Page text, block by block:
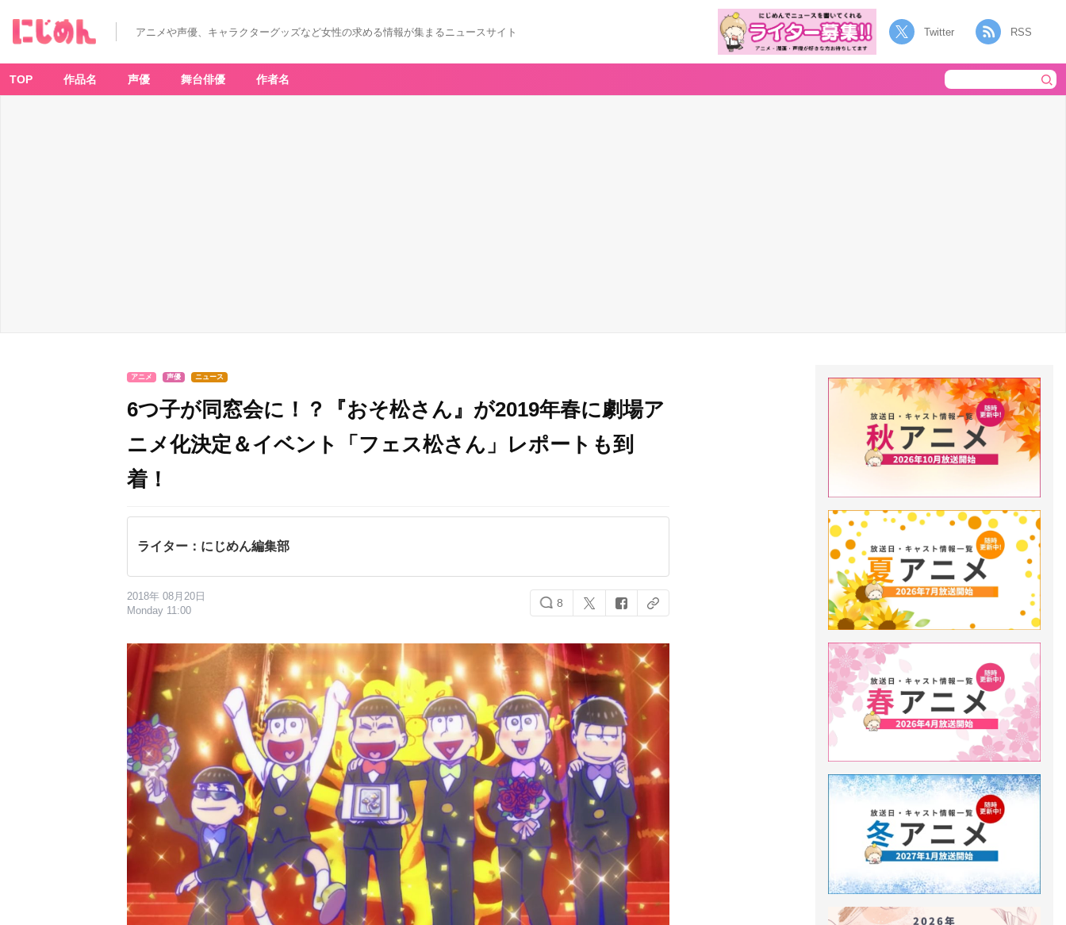
アニメや声優、キャラクターグッズなど女性の求める情報が集まるニュースサイト Twitter RSS
TOP 作品名 声優 舞台俳優 作者名
アニメ 声優 ニュース
6つ子が同窓会に！？『おそ松さん』が2019年春に劇場ア
ニメ化決定＆イベント「フェス松さん」レポートも到
着！
ライター：にじめん編集部
2018年 08月20日
Monday 11:00
8